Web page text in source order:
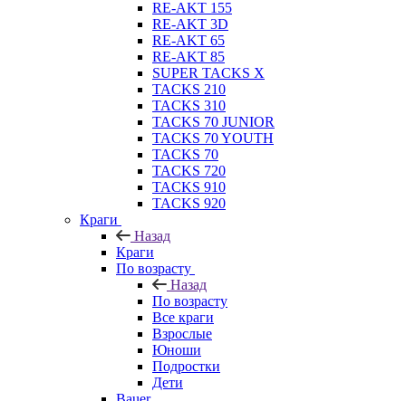
RE-AKT 155
RE-AKT 3D
RE-AKT 65
RE-AKT 85
SUPER TACKS X
TACKS 210
TACKS 310
TACKS 70 JUNIOR
TACKS 70 YOUTH
TACKS 70
TACKS 720
TACKS 910
TACKS 920
Краги
Назад
Краги
По возрасту
Назад
По возрасту
Все краги
Взрослые
Юноши
Подростки
Дети